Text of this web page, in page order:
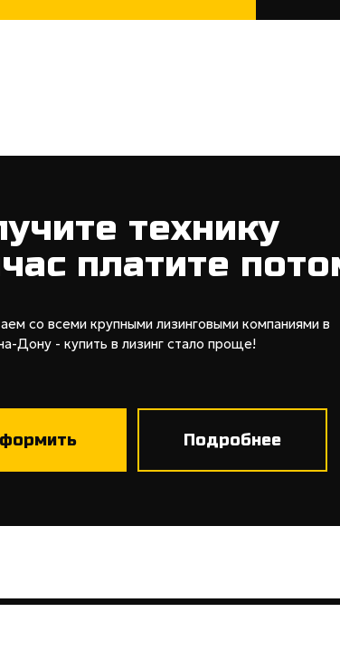
технику
платите
со всеми крупными лизинговыми компаниями в
Дону - купить в лизинг стало проще!
Подробнее